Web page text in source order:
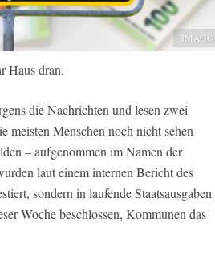
IMAGO
Haus dran.
die Nachrichten und lesen zwei
meisten Menschen noch nicht sehen
– aufgenommen im Namen der
laut einem internen Bericht des
sondern in laufende Staatsausgaben
Woche beschlossen, Kommunen das